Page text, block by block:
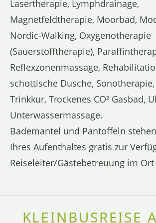
Lasertherapie, Lymphdrainage,
Magnetfeldtherapie, Moorbad,
Nordic-Walking, Oxygenotherapie
(Sauerstofftherapie),
Reflexzonenmassage,
schottische Dusche,
Trinkkur, Trockenes CO² Gasbad,
Unterwassermassage.
Bademantel und Pantoffeln
Ihres Aufenthaltes gratis zur
Reiseleiter/Gästebetreuung im Ort
KLEINBUSREISE